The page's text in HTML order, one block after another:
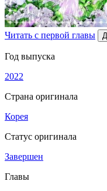
Читать с первой главы
Год выпуска
2022
Страна оригинала
Корея
Статус оригинала
Завершен
Главы